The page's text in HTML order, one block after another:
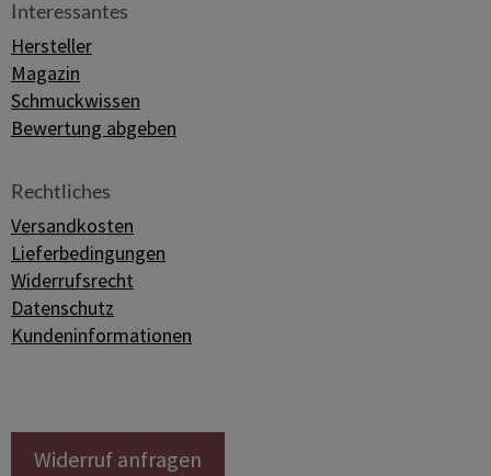
Interessantes
Hersteller
Magazin
Schmuckwissen
Bewertung abgeben
Rechtliches
Versandkosten
Lieferbedingungen
Widerrufsrecht
Datenschutz
Kundeninformationen
Widerruf anfragen